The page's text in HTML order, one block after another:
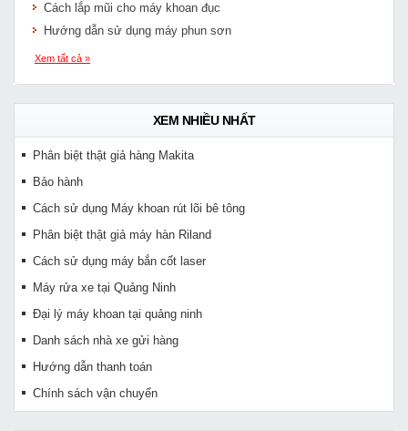
Cách lắp mũi cho máy khoan đục
Hướng dẫn sử dụng máy phun sơn
Xem tất cả »
XEM NHIỀU NHẤT
Phân biệt thật giả hàng Makita
Bảo hành
Cách sử dụng Máy khoan rút lõi bê tông
Phân biệt thật giả máy hàn Riland
Cách sử dụng máy bắn cốt laser
Máy rửa xe tại Quảng Ninh
Đại lý máy khoan tại quảng ninh
Danh sách nhà xe gửi hàng
Hướng dẫn thanh toán
Chính sách vận chuyển